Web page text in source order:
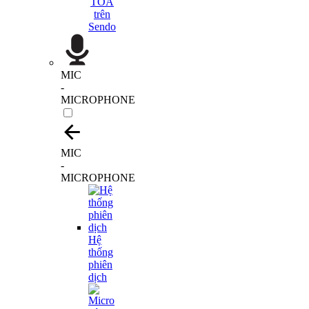
MIC
-
MICROPHONE
MIC
-
MICROPHONE
Hệ
thống
phiên
dịch